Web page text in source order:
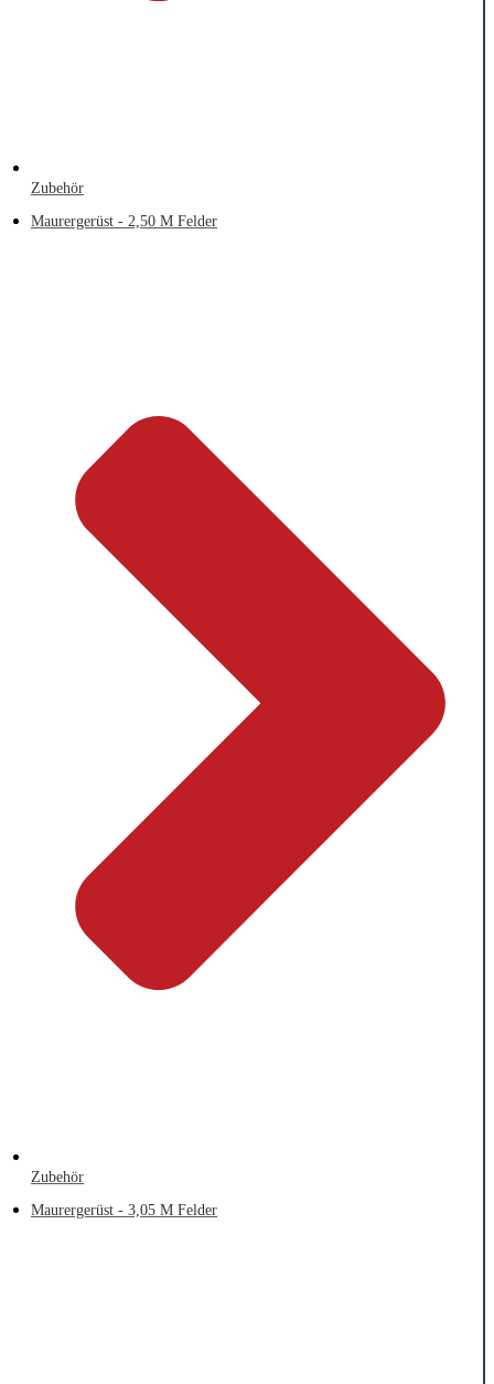
Zubehör
Maurergerüst - 2,50 M Felder
Zubehör
Maurergerüst - 3,05 M Felder